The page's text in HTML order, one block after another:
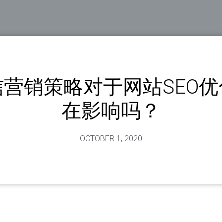
销策略对于网站SEO
在影响吗？
OCTOBER 1, 2020